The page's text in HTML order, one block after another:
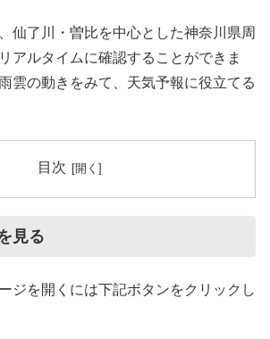
仙了川・曽比を中心とした神奈川県周
アルタイムに確認することができま
雲の動きをみて、天気予報に役立てる
目次
見る
ジを開くには下記ボタンをクリックし